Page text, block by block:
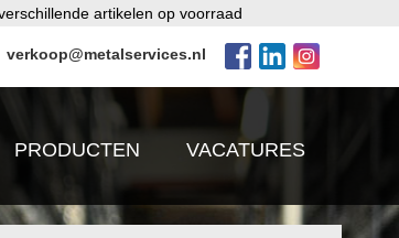
artikelen op voorraad
verkoop@metalservices.nl
PRODUCTEN VACATURES